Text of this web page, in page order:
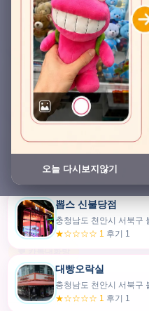
★★★★★ 4.7후기 47
픽스팟 불당점
충청남도 천안시 서북구
★☆☆☆☆ 1 후기 1
쿠보 신불당점
충청남도 천안시 서북구
★★★☆☆ 2.5후기 2
뽑스 신불당점
충청남도 천안시 서북구
★☆☆☆☆ 1 후기 1
대빵오락실
충청남도 천안시 서북구
★☆☆☆☆ 1 후기 1
30m
💬 카톡대화방
오늘 다시보지않기